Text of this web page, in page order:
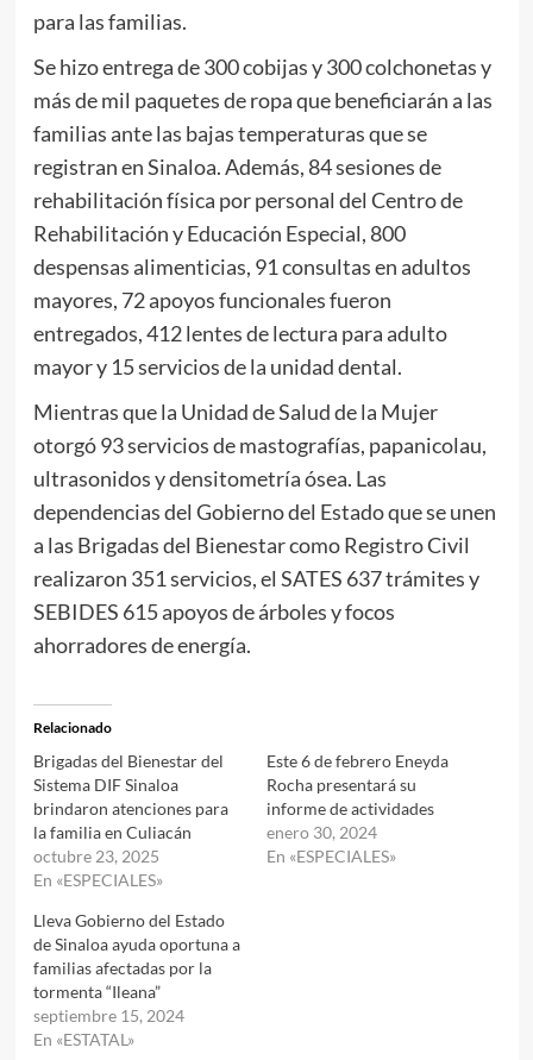
para las familias.
Se hizo entrega de 300 cobijas y 300 colchonetas y
más de mil paquetes de ropa que beneficiarán a las
familias ante las bajas temperaturas que se
registran en Sinaloa. Además, 84 sesiones de
rehabilitación física por personal del Centro de
Rehabilitación y Educación Especial, 800
despensas alimenticias, 91 consultas en adultos
mayores, 72 apoyos funcionales fueron
entregados, 412 lentes de lectura para adulto
mayor y 15 servicios de la unidad dental.
Mientras que la Unidad de Salud de la Mujer
otorgó 93 servicios de mastografías, papanicolau,
ultrasonidos y densitometría ósea. Las
dependencias del Gobierno del Estado que se unen
a las Brigadas del Bienestar como Registro Civil
realizaron 351 servicios, el SATES 637 trámites y
SEBIDES 615 apoyos de árboles y focos
ahorradores de energía.
Relacionado
Brigadas del Bienestar del
Sistema DIF Sinaloa
brindaron atenciones para
la familia en Culiacán
octubre 23, 2025
En «ESPECIALES»
Este 6 de febrero Eneyda
Rocha presentará su
informe de actividades
enero 30, 2024
En «ESPECIALES»
Lleva Gobierno del Estado
de Sinaloa ayuda oportuna a
familias afectadas por la
tormenta “Ileana”
septiembre 15, 2024
En «ESTATAL»